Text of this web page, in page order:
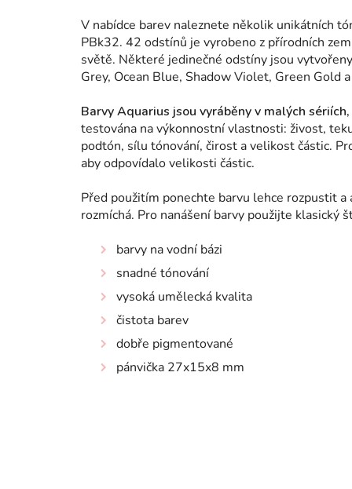
V nabídce barev naleznete několik unikátních
PBk32. 42 odstínů je vyrobeno z přírodních
světě. Některé jedinečné odstíny jsou
Grey, Ocean Blue, Shadow Violet, Green Gold
Barvy Aquarius jsou vyráběny v malých
testována na výkonnostní vlastnosti: živost,
podtón, sílu tónování, čirost a velikost částic.
aby odpovídalo velikosti částic.
Před použitím ponechte barvu lehce rozpustit a
rozmíchá. Pro nanášení barvy použijte klasický
barvy na vodní bázi
snadné tónování
vysoká umělecká kvalita
čistota barev
dobře pigmentované
pánvička 27x15x8 mm